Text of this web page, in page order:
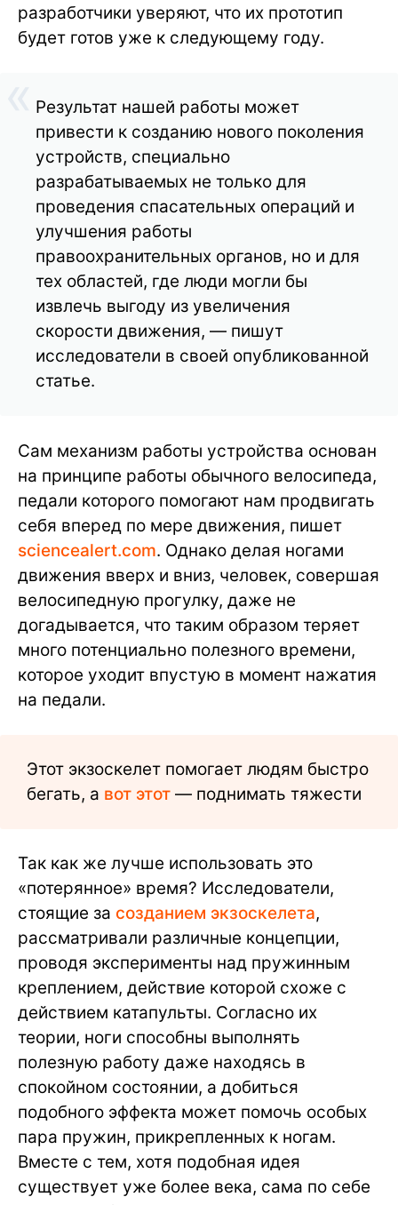
разработчики уверяют, что их прототип
будет готов уже к следующему году.
Результат нашей работы может
привести к созданию нового поколения
устройств, специально
разрабатываемых не только для
проведения спасательных операций и
улучшения работы
правоохранительных органов, но и для
тех областей, где люди могли бы
извлечь выгоду из увеличения
скорости движения, — пишут
исследователи в своей опубликованной
статье.
Сам механизм работы устройства основан
на принципе работы обычного велосипеда,
педали которого помогают нам продвигать
себя вперед по мере движения, пишет
sciencealert.com. Однако делая ногами
движения вверх и вниз, человек, совершая
велосипедную прогулку, даже не
догадывается, что таким образом теряет
много потенциально полезного времени,
которое уходит впустую в момент нажатия
на педали.
Этот экзоскелет помогает людям быстро
бегать, а вот этот — поднимать тяжести
Так как же лучше использовать это
«потерянное» время? Исследователи,
стоящие за созданием экзоскелета,
рассматривали различные концепции,
проводя эксперименты над пружинным
креплением, действие которой схоже с
действием катапульты. Согласно их
теории, ноги способны выполнять
полезную работу даже находясь в
спокойном состоянии, а добиться
подобного эффекта может помочь особых
пара пружин, прикрепленных к ногам.
Вместе с тем, хотя подобная идея
существует уже более века, сама по себе